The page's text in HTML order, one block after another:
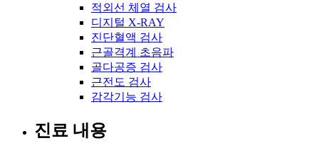
적외선 체열 검사
디지털 X-RAY
진단혈액 검사
근골격계 초음파
골다공증 검사
근전도 검사
감각기능 검사
진료 내용